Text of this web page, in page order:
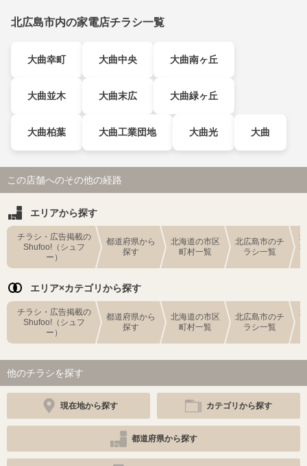
北広島市内の家電店チラシ一覧
大曲幸町 大曲中央 大曲南ヶ丘
大曲並木 大曲末広 大曲緑ヶ丘
大曲柏葉 大曲工業団地 大曲光 大曲
この店舗へのその他の経路
エリアから探す
チラシ・広告掲載の
Shufoo!（シュフ
ー）
都道府県から
探す
北海道の市区
町村一覧
北広島市のチ
ラシ一覧
エリア×カテゴリから探す
チラシ・広告掲載の
Shufoo!（シュフ
ー）
都道府県から
探す
北海道の市区
町村一覧
北広島市のチ
ラシ一覧
他のチラシを探す
現在地から探す カテゴリから探す
都道府県から探す